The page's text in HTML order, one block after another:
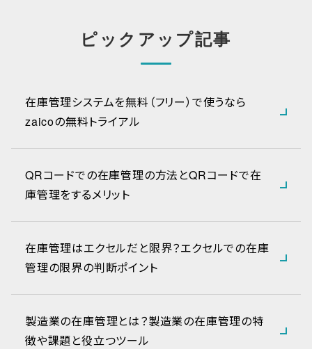
ピックアップ記事
在庫管理システムを無料（フリー）で使うなら
zaicoの無料トライアル
QRコードでの在庫管理の方法とQRコードで在
庫管理をするメリット
在庫管理はエクセルだと限界？エクセルでの在庫
管理の限界の判断ポイント
製造業の在庫管理とは？製造業の在庫管理の特
徴や課題と役立つツール